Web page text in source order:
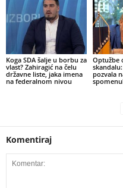
​Koga SDA šalje u borbu za
vlast? Zahiragić na čelu
državne liste, jaka imena
na federalnom nivou
​Optužbe
pozvala
Komentiraj